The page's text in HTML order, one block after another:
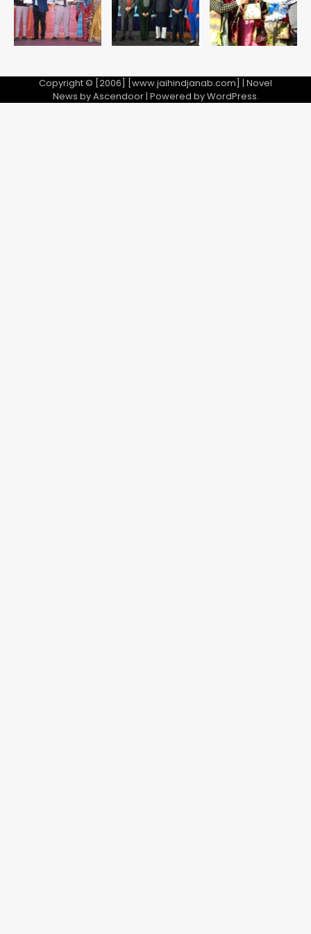
Copyright © [2006] [www.jaihindjanab.com] | Novel
News byAscendoor| Powered byWordPress.